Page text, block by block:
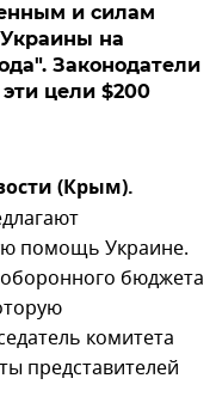
и силам
на
Законодатели
цели $200
(Крым).
помощь Украине.
бюджета
комитета
представителей